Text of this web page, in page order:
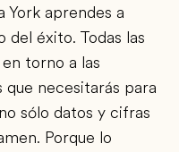
York aprendes a
del éxito. Todas las
torno a las
que necesitarás para
sólo datos y cifras
Porque lo